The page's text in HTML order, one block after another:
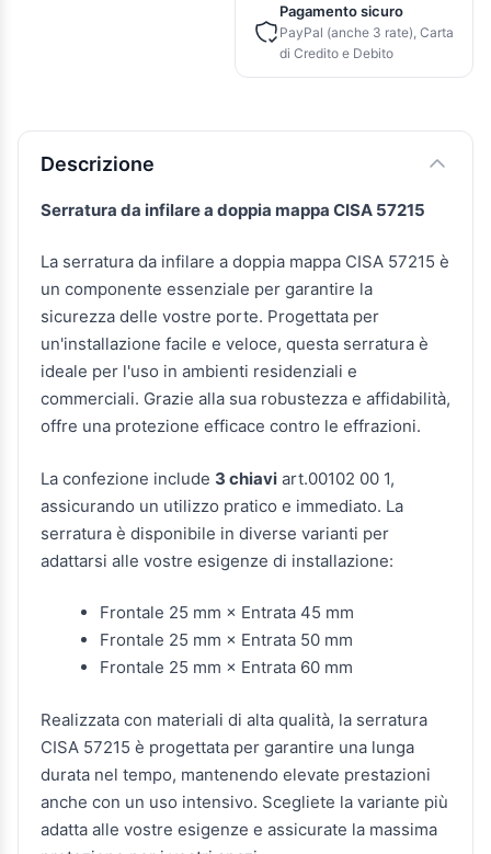
Pagamento sicuro
PayPal (anche 3 rate), Carta
di Credito e Debito
Descrizione e caratteristiche
Descrizione
Serratura da infilare a doppia mappa CISA 57215
La serratura da infilare a doppia mappa CISA 57215 è
un componente essenziale per garantire la
sicurezza delle vostre porte. Progettata per
un'installazione facile e veloce, questa serratura è
ideale per l'uso in ambienti residenziali e
commerciali. Grazie alla sua robustezza e affidabilità,
offre una protezione efficace contro le effrazioni.
La confezione include 3 chiavi art.00102 00 1,
assicurando un utilizzo pratico e immediato. La
serratura è disponibile in diverse varianti per
adattarsi alle vostre esigenze di installazione:
Frontale 25 mm × Entrata 45 mm
Frontale 25 mm × Entrata 50 mm
Frontale 25 mm × Entrata 60 mm
Realizzata con materiali di alta qualità, la serratura
CISA 57215 è progettata per garantire una lunga
durata nel tempo, mantenendo elevate prestazioni
anche con un uso intensivo. Scegliete la variante più
adatta alle vostre esigenze e assicurate la massima